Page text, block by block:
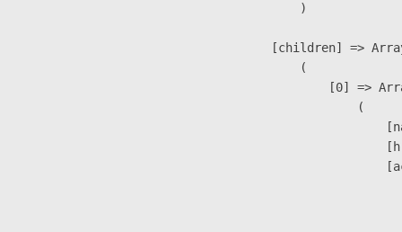
                )
[children] =>
                (
[0] =>
                        (